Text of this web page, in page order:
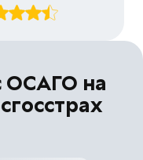
ОСАГО на